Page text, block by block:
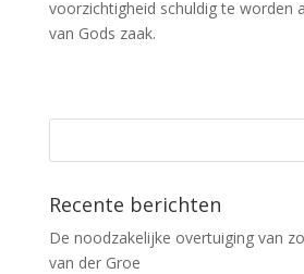
voorzichtigheid schuldig te worden
van Gods zaak.
Recente berichten
De noodzakelijke overtuiging van
van der Groe